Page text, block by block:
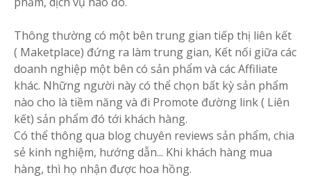
Thông thường có một bên trung gian tiếp thị liên kết
( Maketplace) đứng ra làm trung gian, Kết nối giữa các
doanh nghiệp một bên có sản phẩm và các Affiliate
khác. Những người này có thể chọn bất kỳ sản phẩm
nào cho là tiềm năng và đi Promote đường link ( Liên
kết) sản phẩm đó tới khách hàng.
Có thể thông qua blog chuyên reviews sản phẩm, chia
sẻ kinh nghiệm, hướng dẫn... Khi khách hàng mua
hàng, thì họ nhận được hoa hồng.